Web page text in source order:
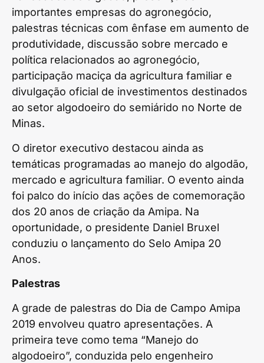
importantes empresas do agronegócio,
palestras técnicas com ênfase em aumento de
produtividade, discussão sobre mercado e
política relacionados ao agronegócio,
participação maciça da agricultura familiar e
divulgação oficial de investimentos destinados
ao setor algodoeiro do semiárido no Norte de
Minas.
O diretor executivo destacou ainda as
temáticas programadas ao manejo do algodão,
mercado e agricultura familiar. O evento ainda
foi palco do início das ações de comemoração
dos 20 anos de criação da Amipa. Na
oportunidade, o presidente Daniel Bruxel
conduziu o lançamento do Selo Amipa 20
Anos.
Palestras
A grade de palestras do Dia de Campo Amipa
2019 envolveu quatro apresentações. A
primeira teve como tema “Manejo do
algodoeiro”, conduzida pelo engenheiro